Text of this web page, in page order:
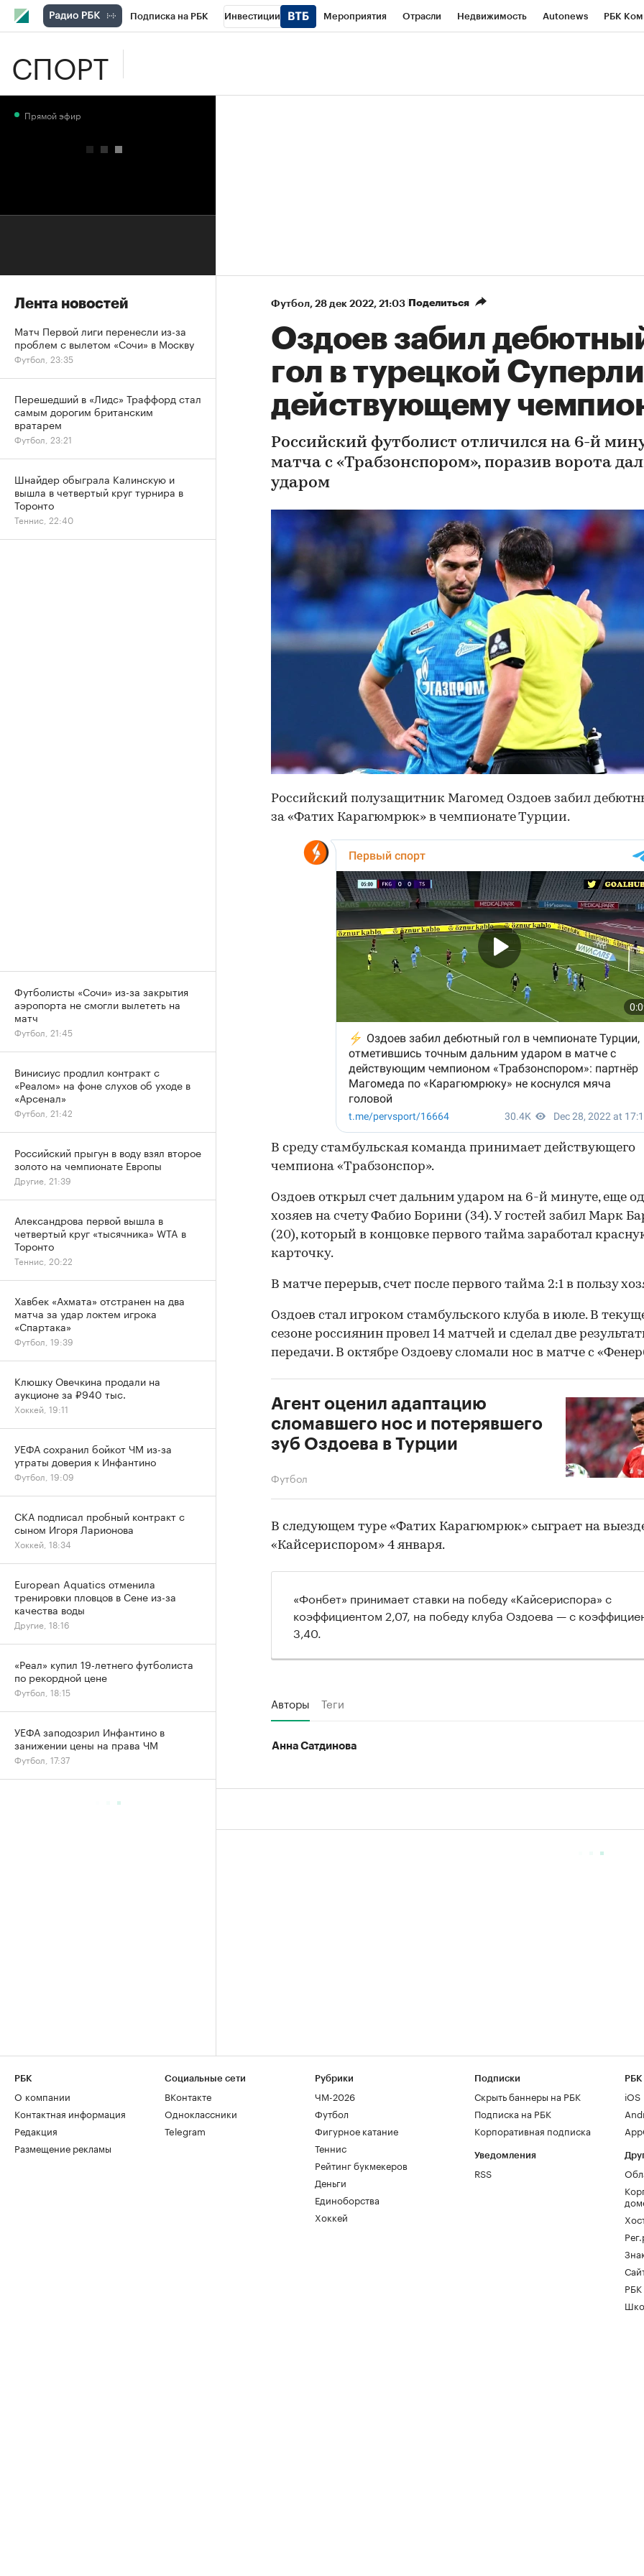
Подписка на РБК Инвестиции Мероприятия Отрасли Недвижимость Autonews РБК
СПОРТ
Футбол⁠, 28 дек 2022, 21:03 Поделиться
Оздоев забил
гол в турецкой
действующему
Российский футболист отличился на 6-й
матча с «Трабзонспором», поразив ворота
ударом
Российский полузащитник Магомед Оздоев забил
за «Фатих Карагюмрюк» в чемпионате Турции.
В среду стамбульская команда принимает действующего
чемпиона «Трабзонспор».
Оздоев открыл счет дальним ударом на 6-й минуте, еще
хозяев на счету Фабио Борини (34). У гостей забил Марк
(20), который в концовке первого тайма заработал
карточку.
В матче перерыв, счет после первого тайма 2:1 в пользу
Оздоев стал игроком стамбульского клуба в июле. В
сезоне россиянин провел 14 матчей и сделал две
передачи. В октябре Оздоеву сломали нос в матче с
Агент оценил адаптацию
сломавшего нос и потерявшего
зуб Оздоева в Турции
Футбол
В следующем туре «Фатих Карагюмрюк» сыграет на
«Кайсериспором» 4 января.
«Фонбет» принимает ставки на победу «Кайсериспора» с
коэффициентом 2,07, на победу клуба Оздоева — с
3,40.
Авторы Теги
Анна Сатдинова
Прямой эфир
Лента новостей
Матч Первой лиги перенесли из-за
проблем с вылетом «Сочи» в Москву
Футбол, 23:35
Перешедший в «Лидс» Траффорд стал
самым дорогим британским
вратарем
Футбол, 23:21
Шнайдер обыграла Калинскую и
вышла в четвертый круг турнира в
Торонто
Теннис, 22:40
Футболисты «Сочи» из-за закрытия
аэропорта не смогли вылететь на
матч
Футбол, 21:45
Винисиус продлил контракт с
«Реалом» на фоне слухов об уходе в
«Арсенал»
Футбол, 21:42
Российский прыгун в воду взял второе
золото на чемпионате Европы
Другие, 21:39
Александрова первой вышла в
четвертый круг «тысячника» WTA в
Торонто
Теннис, 20:22
Хавбек «Ахмата» отстранен на два
матча за удар локтем игрока
«Спартака»
Футбол, 19:39
Клюшку Овечкина продали на
аукционе за ₽940 тыс.
Хоккей, 19:11
УЕФА сохранил бойкот ЧМ из-за
утраты доверия к Инфантино
Футбол, 19:09
СКА подписал пробный контракт с
сыном Игоря Ларионова
Хоккей, 18:34
European Aquatics отменила
тренировки пловцов в Сене из-за
качества воды
Другие, 18:16
«Реал» купил 19-летнего футболиста
по рекордной цене
Футбол, 18:15
УЕФА заподозрил Инфантино в
занижении цены на права ЧМ
Футбол, 17:37
РБК
О компании
Контактная информация
Редакция
Размещение рекламы
Социальные сети
ВКонтакте
Одноклассники
Telegram
Рубрики
ЧМ-2026
Футбол
Фигурное катание
Теннис
Рейтинг букмекеров
Деньги
Единоборства
Хоккей
Подписки
Скрыть баннеры на РБК
Подписка на РБК
Корпоративная подписка
Уведомления
RSS
РБК
iOS